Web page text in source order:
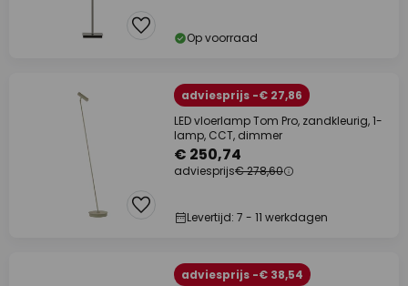
Op voorraad
adviesprijs -€ 27,86
LED vloerlamp Tom Pro, zandkleurig, 1-
lamp, CCT, dimmer
€ 250,74
adviesprijs€ 278,60
Levertijd: 7 - 11 werkdagen
adviesprijs -€ 38,54